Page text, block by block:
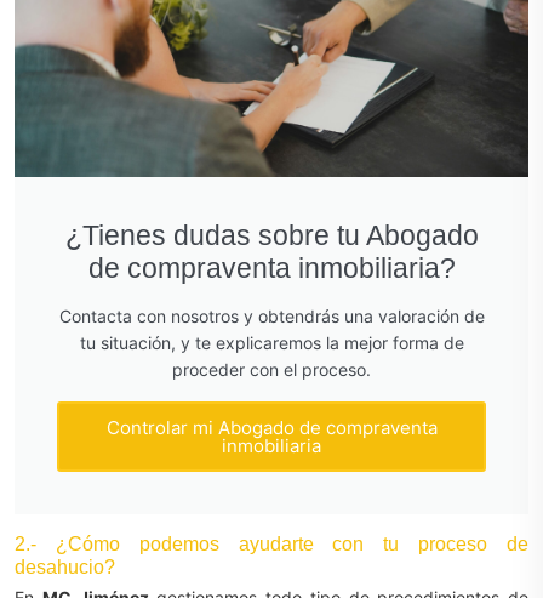
¿Tienes dudas sobre tu Abogado
de compraventa inmobiliaria?
Contacta con nosotros y obtendrás una valoración de
tu situación, y te explicaremos la mejor forma de
proceder con el proceso.
Controlar mi Abogado de compraventa
inmobiliaria
2.- ¿Cómo podemos ayudarte con tu proceso de
desahucio?